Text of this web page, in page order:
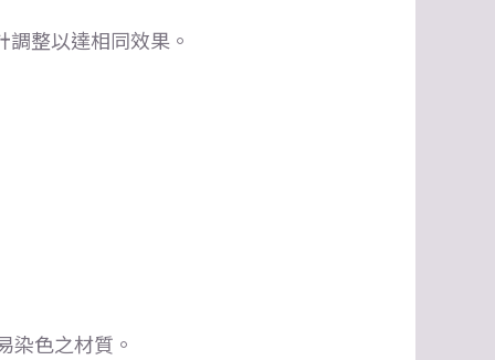
整以達相同效果。
染色之材質。